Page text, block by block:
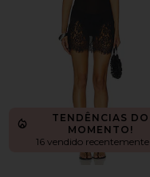
TENDÊNCIAS DO
MOMENTO!
16 vendido recentemente